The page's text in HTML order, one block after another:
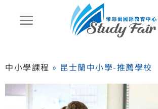
中小學課程 » 昆士蘭中小學-推薦學校